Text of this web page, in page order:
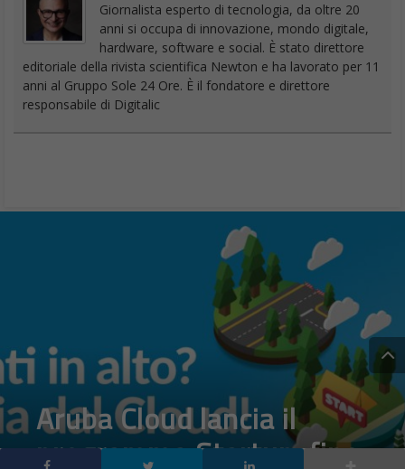
Giornalista esperto di tecnologia, da oltre 20
anni si occupa di innovazione, mondo digitale,
hardware, software e social. È stato direttore
editoriale della rivista scientifica Newton e ha lavorato per 11
anni al Gruppo Sole 24 Ore. È il fondatore e direttore
responsabile di Digitalic
Aruba Cloud lancia il
programma Startup, fino